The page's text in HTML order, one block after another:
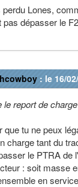
Lones,
pas dépasser le
: le 16/
report de
que tu ne peux
charge tant du
le PTRA de
: soit masse
en